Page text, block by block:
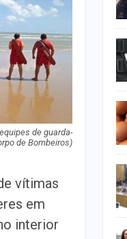
de guarda-
de Bombeiros)
vítimas
em
interior
no mês dos…
do Programa
Energia’ visita
agosto
Moscovis